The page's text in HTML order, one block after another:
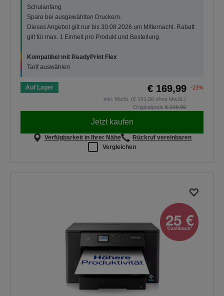
Schulanfang
Spare bei ausgewählten Druckern.
Dieses Angebot gilt nur bis 30.08.2026 um Mitternacht. Rabatt
gilt für max. 1 Einheit pro Produkt und Bestellung.
Kompatibel mit ReadyPrint Flex
Tarif auswählen
Auf Lager € 169,99
-23%
inkl. MwSt. (€ 141,66 ohne MwSt.)
Originalpreis € 219,99
Jetzt kaufen
Verfügbarkeit in Ihrer Nähe
Rückruf vereinbaren
Vergleichen